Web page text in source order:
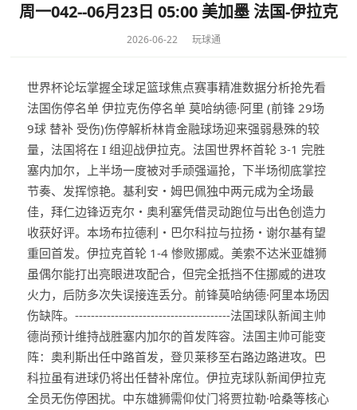
周一042--06月23日 05:00 美加墨 法国-伊拉克
2026-06-22 玩球通
世界杯论坛掌握全球足篮球焦点赛事精准数据分析抢先看
法国伤停名单 伊拉克伤停名单 莫哈纳德·阿里 (前锋 29场
9球 替补 受伤)伤停解析林肯金融球场迎来强弱悬殊的较
量，法国将在 I 组迎战伊拉克。法国世界杯首轮 3-1 完胜
塞内加尔，上半场一度被对手顽强逼抢，下半场彻底掌控
节奏、发挥惊艳。基利安・姆巴佩独中两元成为全场最
佳，拜仁边锋迈克尔・奥利塞凭借灵动跑位与出色创造力
收获好评。本场布拉德利・巴尔科拉与拉扬・谢尔基有望
重回首发。伊拉克首轮 1-4 惨败挪威。美索不达米亚雄狮
虽偶尔能打出亮眼进攻配合，但完全抵挡不住挪威的进攻
火力，后防多次失误接连丢分。前锋莫哈纳德·阿里本场因
伤缺阵。---------------------------------------法国球队新闻主帅
德尚预计维持战胜塞内加尔的首发阵容。法国主帅可能变
阵：奥利斯出任中路首发，登贝莱移至右路边路进攻。巴
科拉虽有进球仍将出任替补席位。伊拉克球队新闻伊拉克
全员无伤停困扰。中东雄狮需仰仗门将贾拉勒·哈桑等核心